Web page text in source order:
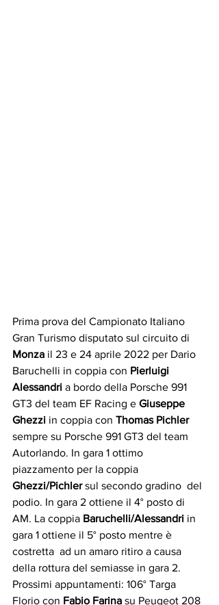
Prima prova del Campionato Italiano
Gran Turismo disputato sul circuito di
Monza il 23 e 24 aprile 2022 per Dario
Baruchelli in coppia con Pierluigi
Alessandri a bordo della Porsche 991
GT3 del team EF Racing e Giuseppe
Ghezzi in coppia con Thomas Pichler
sempre su Porsche 991 GT3 del team
Autorlando. In gara 1 ottimo
piazzamento per la coppia
Ghezzi/Pichler sul secondo gradino  del
podio. In gara 2 ottiene il 4° posto di
AM. La coppia Baruchelli/Alessandri in
gara 1 ottiene il 5° posto mentre è
costretta  ad un amaro ritiro a causa
della rottura del semiasse in gara 2.
Prossimi appuntamenti: 106° Targa
Florio con Fabio Farina su Peugeot 208